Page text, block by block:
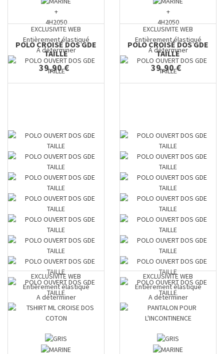
+
4H2050
POLO CROISÉ DOS GDE
TAILLE
39,90 €
+
4H2050
POLO CROISÉ DOS GDE
TAILLE
39,90 €
EXCLUSIVITE WEB
Entièrement élastiqué
A déterminer
EXCLUSIVITE WEB
Entièrement élastiqué
A déterminer
EXCLUSIVITE WEB
Entièrement élastiqué
A déterminer
EXCLUSIVITE WEB
Entièrement élastiqué
A déterminer